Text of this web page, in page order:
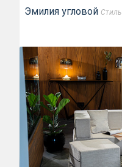
Эмилия угловой Стиль